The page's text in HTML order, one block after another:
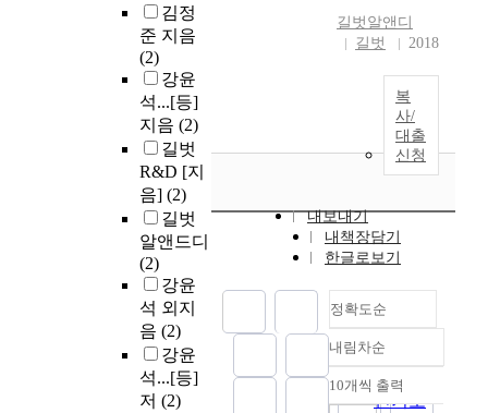
김정
준 지음
(2)
강윤
석...[등]
지음 (2)
길벗
R&D [지
음] (2)
길벗
알앤드디
(2)
강윤
석 외지
음 (2)
강윤
석...[등]
저 (2)
길벗알앤디
길벗
2018
복
사/
대출
신청
내보내기
내책장담기
한글로보기
정확도순
정확도
순
인기도
내림차순
내림차순
10개씩 출력